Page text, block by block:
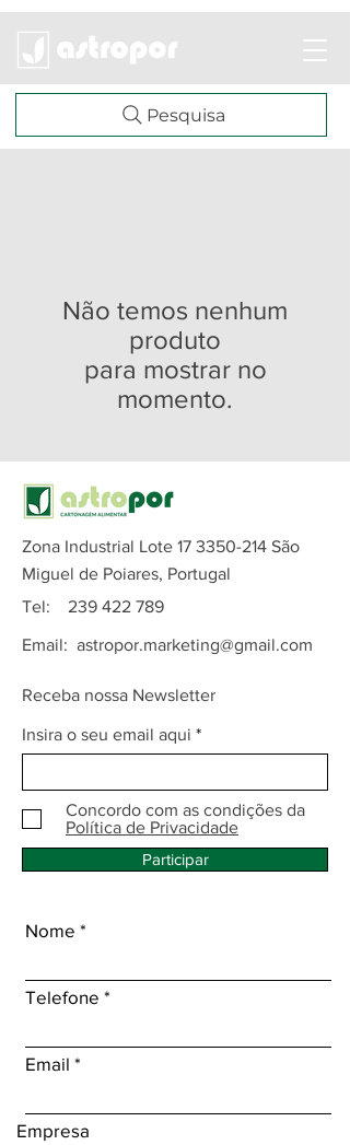
Pesquisa
Não temos nenhum
produto
para mostrar no
momento.
Zona Industrial Lote 17 3350-214 São
Miguel de Poiares, Portugal
Tel: 239 422 789
Email: astropor.marketing@gmail.com
Receba nossa Newsletter
Insira o seu email aqui
Concordo com as condições da
Política de Privacidade
Participar
Nome
Telefone
Email
Empresa